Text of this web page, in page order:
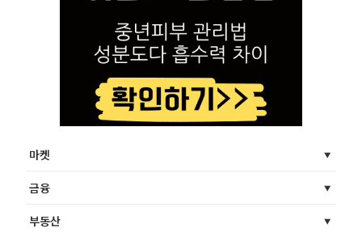
마켓
금융
부동산